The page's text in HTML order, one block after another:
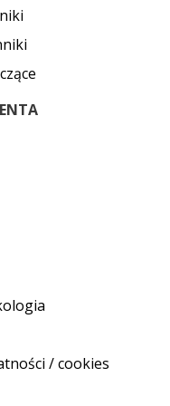
/ cookies